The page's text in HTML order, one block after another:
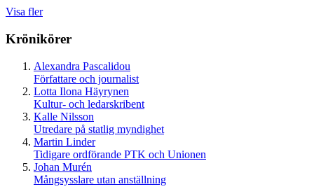
Visa fler
Krönikörer
Alexandra Pascalidou
Författare och journalist
Lotta Ilona Häyrynen
Kultur- och ledarskribent
Kalle Nilsson
Utredare på statlig myndighet
Martin Linder
Tidigare ordförande PTK och Unionen
Johan Murén
Mångsysslare utan anställning